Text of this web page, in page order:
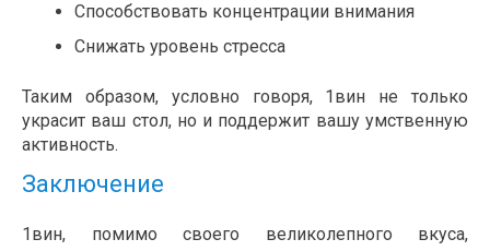
Способствовать концентрации внимания
Снижать уровень стресса
Таким образом, условно говоря, 1вин не только
украсит ваш стол, но и поддержит вашу умственную
активность.
Заключение
1вин, помимо своего великолепного вкуса,